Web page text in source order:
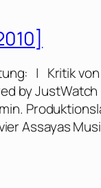
| Kritik
by
Assayas